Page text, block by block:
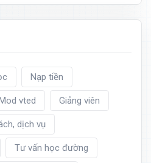
Nạp tiền
vted Giảng viên
dịch vụ
Tư vấn học đường